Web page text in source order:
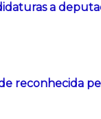
a
reconhecida